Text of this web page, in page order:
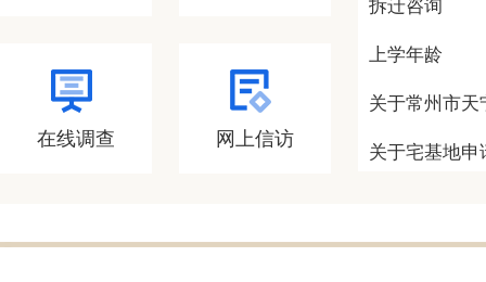
在线调查 网上信访
拆迁咨询
上学年龄
关于常州市
关于宅基地申